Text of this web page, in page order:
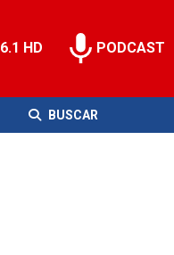
6.1 HD PODCAST
BUSCAR